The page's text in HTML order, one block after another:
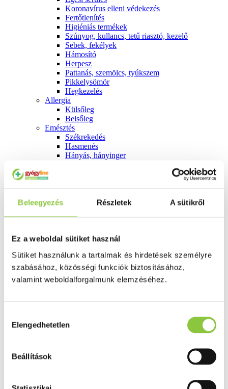
Beleegyezés Részletek A sütikről
Ez a weboldal sütiket használ
Sütiket használunk a tartalmak és hirdetések személyre
szabásához, közösségi funkciók biztosításához,
valamint weboldalforgalmunk elemzéséhez.
kiválasztása
Elengedhetetlen
Beállítások
Koronavírus elleni védekezés
Fertőtlenítés
Higiéniás termékek
Szúnyog, kullancs, tetű riasztó, kezelő
Sebek, fekélyek
Hámosító
Herpesz
Pattanás, szemölcs, tyúkszem
Pikkelysömör
Hegkezelés
Allergia
Külsőleg
Belsőleg
Emésztés
Székrekedés
Hasmenés
Hányás, hányinger
Emésztést elősegítő
Szem
Fül
Női problémák
Betétek, tamponok
Klimax
Terhességi tesztek
Férfi problémák
Prosztata